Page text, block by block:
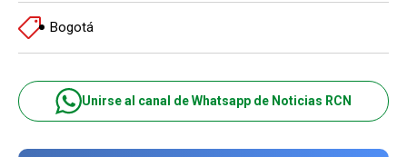
Bogotá
Unirse al canal de Whatsapp de Noticias RCN